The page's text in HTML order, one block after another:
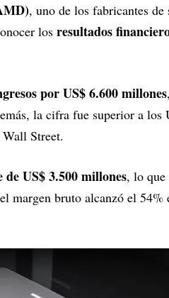
, uno de los fabricantes de
los resultados
por US$ 6.600 millones
la cifra fue superior a
Street.
US$ 3.500 millones, lo que
margen bruto alcanzó el 54%